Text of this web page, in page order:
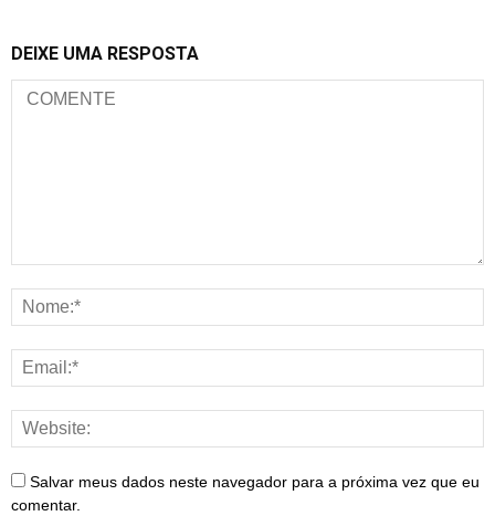
DEIXE UMA RESPOSTA
Salvar meus dados neste navegador para a próxima vez que eu
comentar.